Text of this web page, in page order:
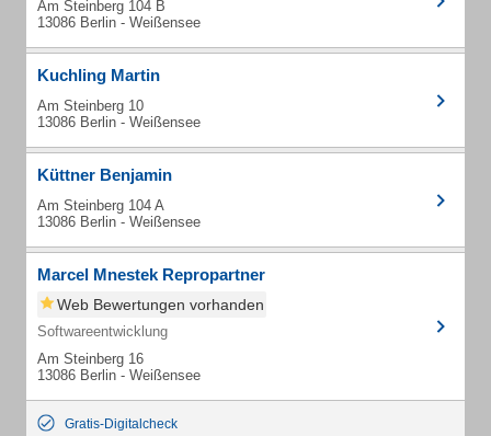
Am Steinberg 104 B
13086 Berlin - Weißensee
Kuchling Martin
Am Steinberg 10
13086 Berlin - Weißensee
Küttner Benjamin
Am Steinberg 104 A
13086 Berlin - Weißensee
Marcel Mnestek Repropartner
Web Bewertungen vorhanden
Softwareentwicklung
Am Steinberg 16
13086 Berlin - Weißensee
Gratis-Digitalcheck